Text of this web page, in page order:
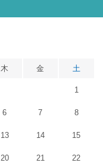
木 金 土
1
6 7 8
13 14 15
20 21 22